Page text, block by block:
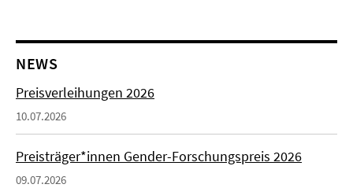
NEWS
Preisverleihungen 2026
10.07.2026
Preisträger*innen Gender-Forschungspreis 2026
09.07.2026